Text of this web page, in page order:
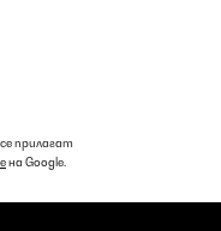
прилагат
на Google.